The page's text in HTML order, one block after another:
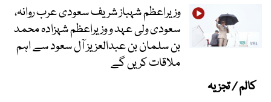
وزیراعظم شہباز شریف سعودی عرب روانہ،
سعودی ولی عہد و وزیراعظم شہزادہ محمد
بن سلمان بن عبدالعزیز آل سعود سے اہم
ملاقات کریں گے
کالم / تجزیہ